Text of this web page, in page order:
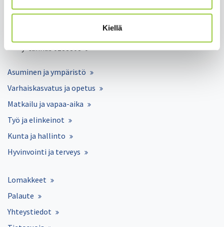
Kiellä
Salmelankuja 1, 88300 Paltamo
paltamon.kunta(at)paltamo.fi
y-tunnus 0188808-0
Asuminen ja ympäristö
Varhaiskasvatus ja opetus
Matkailu ja vapaa-aika
Työ ja elinkeinot
Kunta ja hallinto
Hyvinvointi ja terveys
Lomakkeet
Palaute
Yhteystiedot